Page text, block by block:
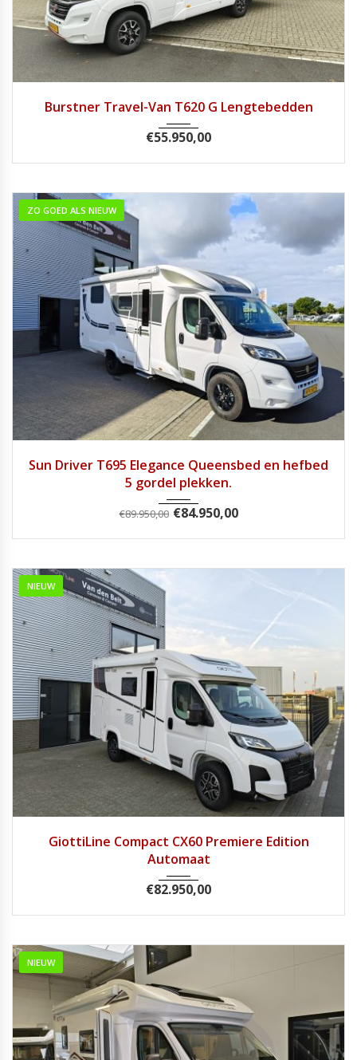
Burstner Travel-Van T620 G Lengtebedden
€55.950,00
ZO GOED ALS NIEUW
Sun Driver T695 Elegance Queensbed en hefbed
5 gordel plekken.
€89.950,00 €84.950,00
NIEUW
GiottiLine Compact CX60 Premiere Edition
Automaat
€82.950,00
NIEUW